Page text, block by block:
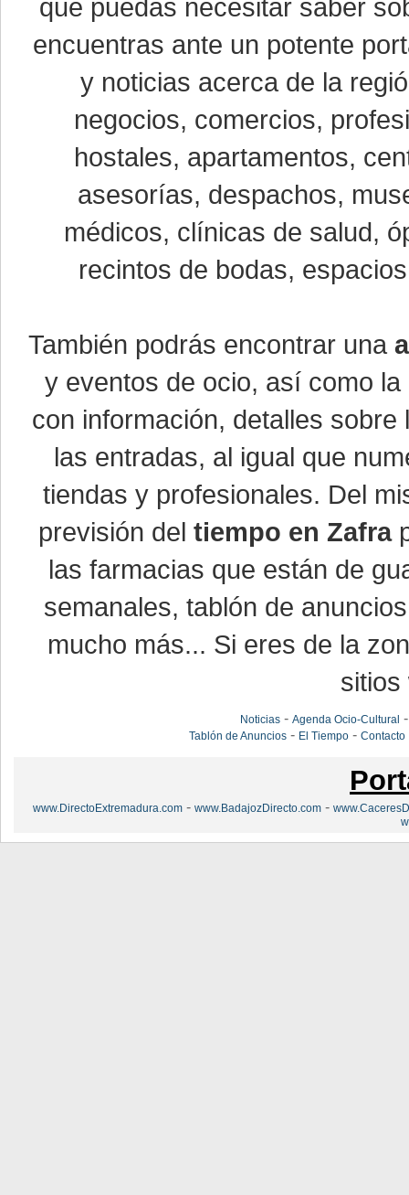
que puedas necesitar saber
encuentras ante un potente
y noticias acerca de la
negocios, comercios,
hostales, apartamentos,
asesorías, despachos,
médicos, clínicas de salud,
recintos de bodas,
También podrás encontrar una
y eventos de ocio, así como
con información, detalles
las entradas, al igual que
tiendas y profesionales. Del
previsión deltiempo en Zafra
las farmacias que están de
semanales, tablón de
mucho más... Si eres de la
sitios
Noticias -Agenda Ocio-Cultural
Tablón de Anuncios - El Tiempo -Contacto
www.DirectoExtremadura.com - www.BadajozDirecto.com -